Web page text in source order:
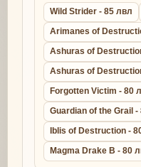
Wild Strider - 85 лвл
Arimanes of
Ashuras of
Ashuras of
Forgotten Victim - 80
Guardian of the Grail -
Iblis of Destruction -
Magma Drake B - 80